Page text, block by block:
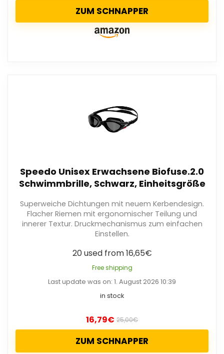
ZUM SCHNAPPER
Speedo Unisex Erwachsene Biofuse.2.0
Schwimmbrille, Schwarz, Einheitsgröße
Superweiche Dichtungen mit neuem Kerbendesign.
Flacher Riemen mit ergonomischer Teilung und
innerer Textur. Druckmechanismus zum einfachen
Einstellen.
20 used from 16,65€
Free shipping
Last update was on: 1. August 2026 10:39
in stock
16,79€ 25,00€
ZUM SCHNAPPER